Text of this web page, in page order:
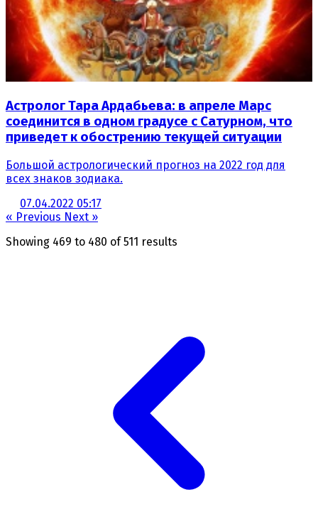
Астролог Тара Ардабьева: в апреле Марс
соединится в одном градусе с Сатурном, что
приведет к обострению текущей ситуации
Большой астрологический прогноз на 2022 год для
всех знаков зодиака.
07.04.2022 05:17
« Previous Next »
Showing 469 to 480 of511 results